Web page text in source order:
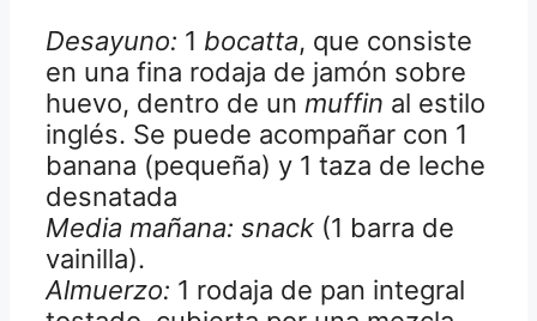
Desayuno: 1 bocatta, que consiste
en una fina rodaja de jamón sobre
huevo, dentro de un muffin al estilo
inglés. Se puede acompañar con 1
banana (pequeña) y 1 taza de leche
desnatada
Media mañana: snack (1 barra de
vainilla).
Almuerzo: 1 rodaja de pan integral